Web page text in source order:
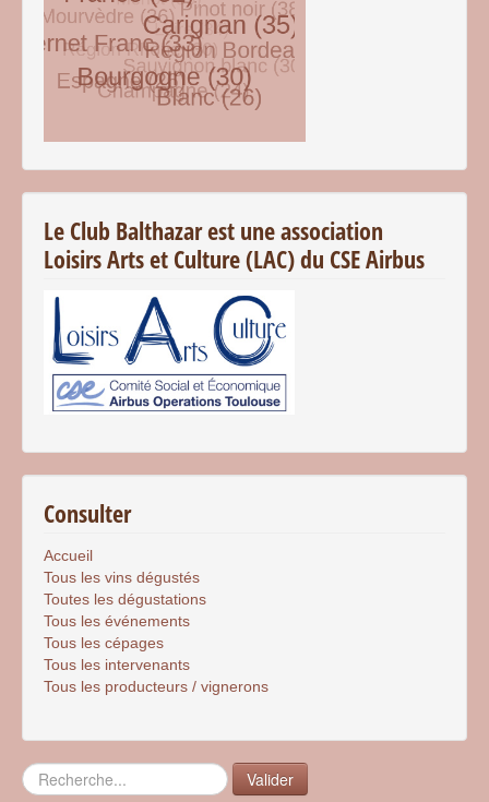
Le Club Balthazar est une association
Loisirs Arts et Culture (LAC) du CSE Airbus
Consulter
Accueil
Tous les vins dégustés
Toutes les dégustations
Tous les événements
Tous les cépages
Tous les intervenants
Tous les producteurs / vignerons
Rechercher Valider